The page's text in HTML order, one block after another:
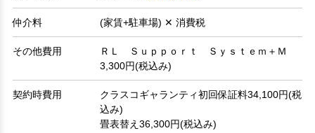
仲介料 (家賃+駐車場) ✕ 消費税
その他費用
ＲＬ Ｓｕｐｐｏｒｔ Ｓｙｓｔｅｍ＋Ｍ
3,300円(税込み)
契約時費用
クラスコギャランティ初回保証料34,100円(税
込み)
畳表替え36,300円(税込み)